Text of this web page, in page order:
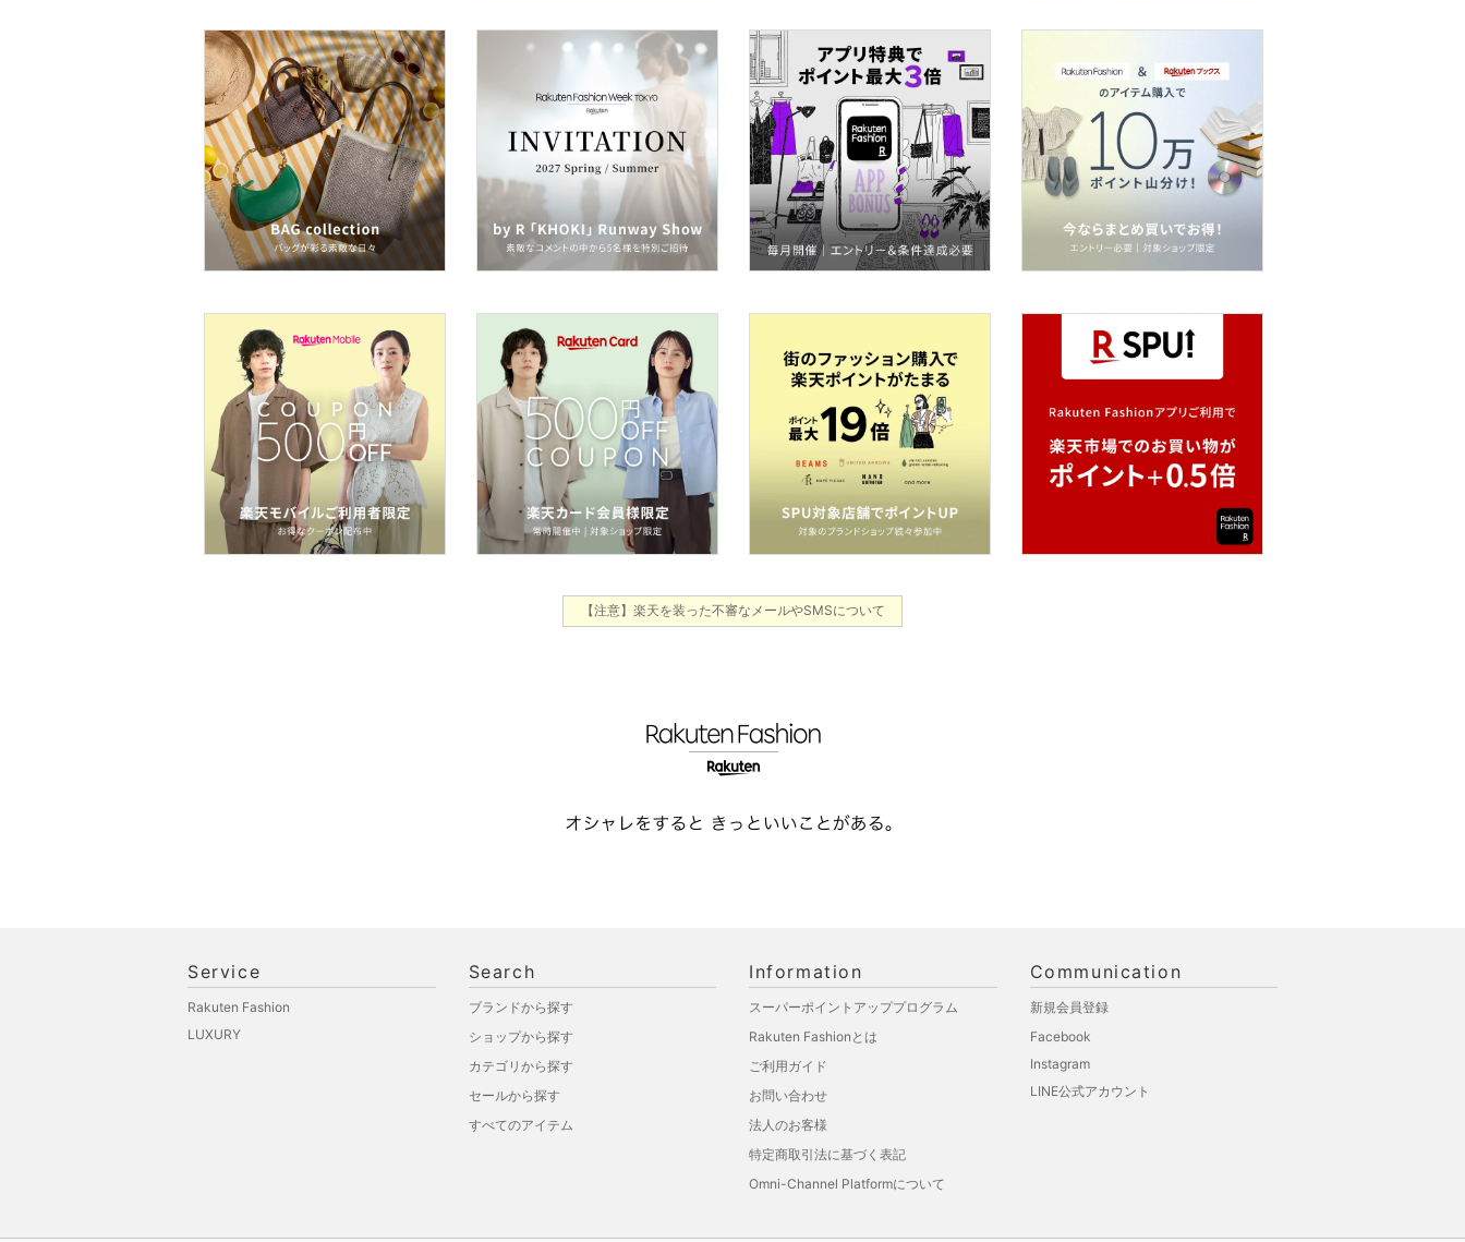
スキンケア
ベースメイク
メイクアップ
ネイル
ボディケア・オーラルケ
ヘアケア
フレグランス
メイク道具・美容器具
コフレ・キット・セット
食器・調理器具・キッチ
ン用品
【注意】楽天を装った不審なメールやSMSについて
Service
Rakuten Fashion
LUXURY
Search
ブランドから探す
ショップから探す
カテゴリから探す
セールから探す
すべてのアイテム
Information
スーパーポイントアッププログラム
Rakuten Fashionとは
ご利用ガイド
お問い合わせ
法人のお客様
特定商取引法に基づく表記
Omni-Channel Platformについて
Communication
新規会員登録
Facebook
Instagram
LINE公式アカウント